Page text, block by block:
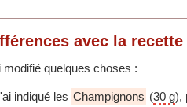
avec la
modifié quelques choses :
indiqué les Champignons (30 g),